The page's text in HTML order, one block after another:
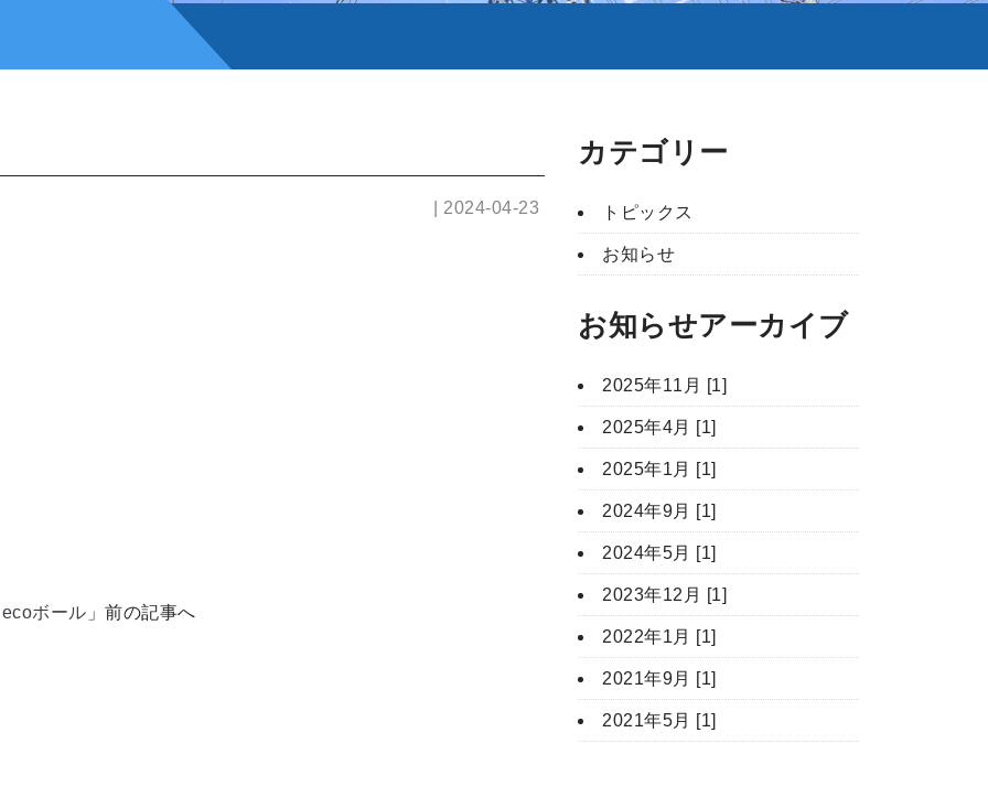
| 2024-04-23
ecoボール 」前の記事へ
カテゴリー
トピックス
お知らせ
お知らせアーカイブ
2025年11月 [1]
2025年4月 [1]
2025年1月 [1]
2024年9月 [1]
2024年5月 [1]
2023年12月 [1]
2022年1月 [1]
2021年9月 [1]
2021年5月 [1]